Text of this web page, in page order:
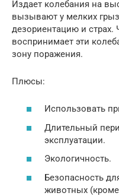
Издает колебания на
вызывают у мелких
дезориентацию и
воспринимает эти
зону поражения.
Плюсы:
Использовать
Длительный
эксплуатации.
Экологичность.
Безопасность
животных